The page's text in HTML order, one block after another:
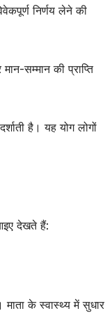
निर्णय लेने की
सम्मान की प्राप्ति
है। यह योग लोगों
देखते हैं:
के स्वास्थ्य में सुधार